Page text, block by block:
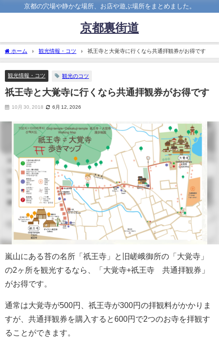
京都の穴場や静かな場所、お店や遊ぶ場所をまとめました。
京都裏街道
ホーム 観光情報・コツ 祇王寺と大覚寺に行くなら共通拝観券がお得です
観光情報・コツ 観光のコツ
祇王寺と大覚寺に行くなら共通拝観券がお得です
10月 30, 2018 6月 12, 2026
嵐山にある苔の名所「祇王寺」と旧嵯峨御所の「大覚寺」
の2ヶ所を観光するなら、「大覚寺+祇王寺 共通拝観券」
がお得です。
通常は大覚寺が500円、祇王寺が300円の拝観料がかかりま
すが、共通拝観券を購入すると600円で2つのお寺を拝観す
ることができます。